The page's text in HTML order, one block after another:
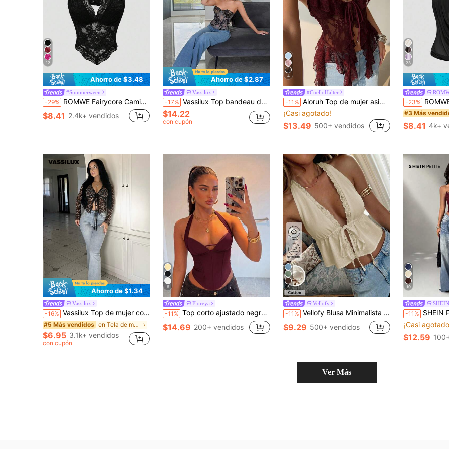
12
Ahorro de $3.48
#Summerween
-29% ROMWE Fairycore Camiseta de mujer de unicolor, sexy, con cuello halter de encaje
$8.41 2.4k+ vendidos
Ahorro de $2.87
Vassilux
-17% Vassilux Top bandeau de encaje y parches para mujer
$14.22
con cupón
4
#CuelloHalter
-11% Aloruh Top de mujer asimétrico con diseño de cinta larga y transparente de encaje ajustado
¡Casi agotado!
$13.49 500+ vendidos
23
-23% ROMWE Hippie Top sin tirantes de
#3 Más
$8.41 4k+
Ahorro de $1.34
Vassilux
-16% Vassilux Top de mujer con estampado de leopardo, contraste de malla y encaje, escote en V, manga campana, ajuste regular, estampado completo, animal, estampado de leopardo, patrón texturizado, para uso casual diario, estilo Y2K, para primavera/otoño
#5 Más vendidos en Tela de malla Tops, blusas y camisetas de mujer
$6.95 3.1k+ vendidos
con cupón
6
Floreya
-11% Top corto ajustado negro con espalda descubierta y tirantes cruzados, adecuado para fiesta de cumpleaños, cita, uso casual de calle en verano, estético
$14.69 200+ vendidos
5
Vellofy
-11% Vellofy Blusa Minimalista Suave de Mezcla de Lino Caqui con Encaje, Adecuada para Graduación, Regreso a la Escuela, Paseo por la Ciudad, Caminata por la Playa, Reunión Casual de Fin de Semana de Verano
$9.29 500+ vendidos
10
-11% SHEIN PETITE Top tubo
¡Casi
$12.59
Ver Más